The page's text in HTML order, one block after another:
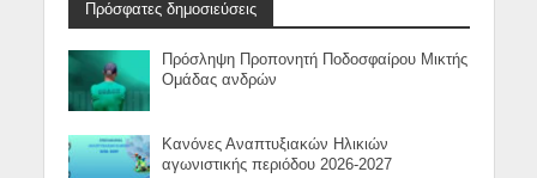
Πρόσφατες δημοσιεύσεις
Πρόσληψη Προπονητή Ποδοσφαίρου Μικτής
Ομάδας ανδρών
Κανόνες Αναπτυξιακών Ηλικιών
αγωνιστικής περιόδου 2026-2027